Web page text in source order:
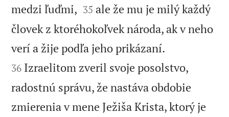
medzi ľuďmi, 

35 ale že mu je milý každý
človek z ktoréhokoľvek národa, ak v neho
verí a žije podľa jeho prikázaní.
36 Izraelitom zveril svoje posolstvo,
radostnú správu, že nastáva obdobie
zmierenia v mene Ježiša Krista, ktorý je